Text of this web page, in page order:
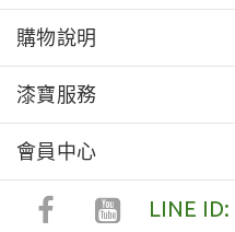
購物說明
漆寶服務
會員中心
LINE ID: